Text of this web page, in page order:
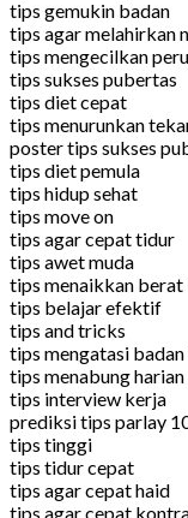
tips gemukin badan
tips agar melahirkan
tips mengecilkan
tips sukses pubertas
tips diet cepat
tips menurunkan
poster tips sukses
tips diet pemula
tips hidup sehat
tips move on
tips agar cepat tidur
tips awet muda
tips menaikkan berat
tips belajar efektif
tips and tricks
tips mengatasi badan
tips menabung harian
tips interview kerja
prediksi tips parlay
tips tinggi
tips tidur cepat
tips agar cepat haid
tips agar cepat